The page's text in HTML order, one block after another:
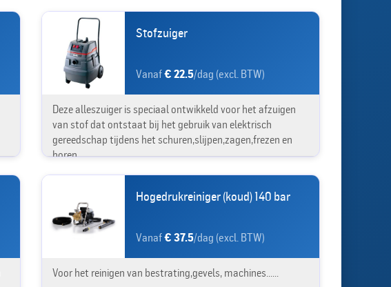
Stofzuiger
Vanaf€ 22.5/dag (excl. BTW)
Deze alleszuiger is speciaal ontwikkeld voor het afzuigen
van stof dat ontstaat bij het gebruik van elektrisch
gereedschap tijdens het schuren,slijpen,zagen,frezen en
boren.
Hogedrukreiniger (koud) 140 bar
Vanaf€ 37.5/dag (excl. BTW)
Voor het reinigen van bestrating,gevels, machines......